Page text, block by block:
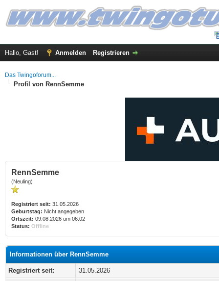
Hallo, Gast! Anmelden Registrieren
Das Twingoforum...
Profil von RennSemme
RennSemme
(Neuling)
Registriert seit: 31.05.2026
Geburtstag: Nicht angegeben
Ortszeit: 09.08.2026 um 06:02
Status: Offline
Informationen über RennSemme
Registriert seit:
31.05.2026